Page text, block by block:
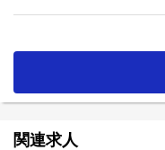
関連求人